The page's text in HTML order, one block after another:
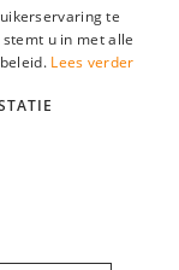
te
u in met alle
Lees verder